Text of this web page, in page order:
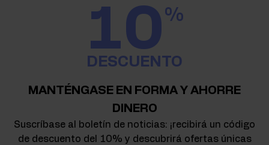
10%
DESCUENTO
MANTÉNGASE EN FORMA Y AHORRE
DINERO
Suscríbase al boletín de noticias: ¡recibirá un código
de descuento del 10% y descubrirá ofertas únicas